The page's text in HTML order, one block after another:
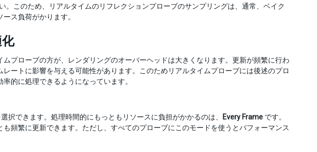
。このため、リアルタイムのリフレクションプローブのサンプリングは、通常、ベイク
ス負荷がかります。
プローブの方が、レンダリングのオーバーヘッドは大きくなります。更新が頻繁に行わ
ートに影響を与える可能性があります。このためリアルタイムプローブには後述のプロ
的に処理できるようになっています。
択できます。処理時間的にもっともリソースに負担がかかるのは、 Every Frame です。
頻繁に更新できます。ただし、すべてのプローブにこのモードを使うとパフォーマンス